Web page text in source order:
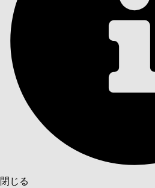
閉じる
目次